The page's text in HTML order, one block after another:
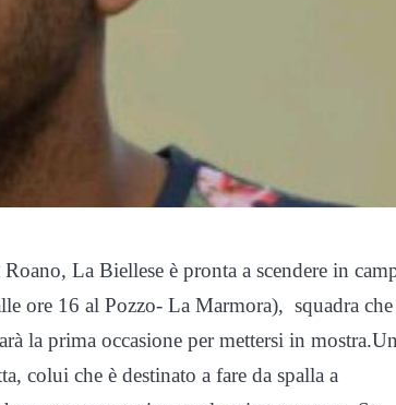
La Biellese è pronta a scendere in
ore 16 al Pozzo- La Marmora), squadra che
la prima occasione per mettersi in
colui che è destinato a fare da spalla a